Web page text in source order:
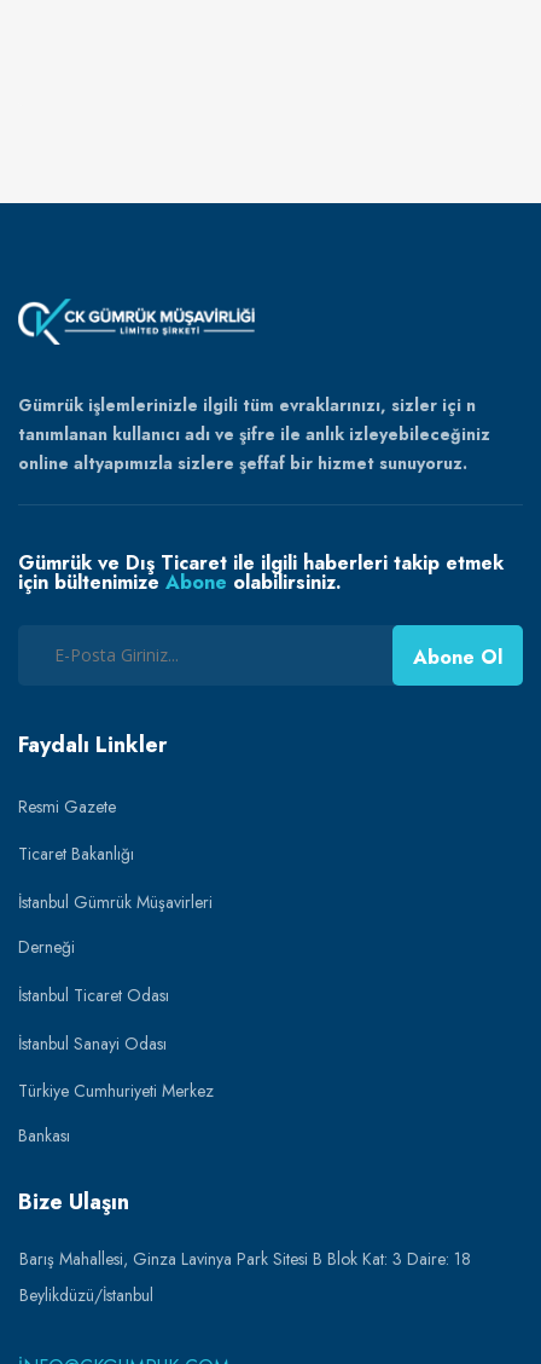
Gümrük işlemlerinizle ilgili tüm evraklarınızı, sizler içi n
tanımlanan kullanıcı adı ve şifre ile anlık izleyebileceğiniz
online altyapımızla sizlere şeffaf bir hizmet sunuyoruz.
Gümrük ve Dış Ticaret ile ilgili haberleri takip etmek
için bültenimize Abone olabilirsiniz.
Abone Ol
Faydalı Linkler
Resmi Gazete
Ticaret Bakanlığı
İstanbul Gümrük Müşavirleri
Derneği
İstanbul Ticaret Odası
İstanbul Sanayi Odası
Türkiye Cumhuriyeti Merkez
Bankası
Bize Ulaşın
Barış Mahallesi, Ginza Lavinya Park Sitesi B Blok Kat: 3 Daire: 18
Beylikdüzü/İstanbul